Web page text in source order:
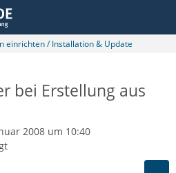
einrichten / Installation & Update
bei Erstellung aus
2008 um 10:40